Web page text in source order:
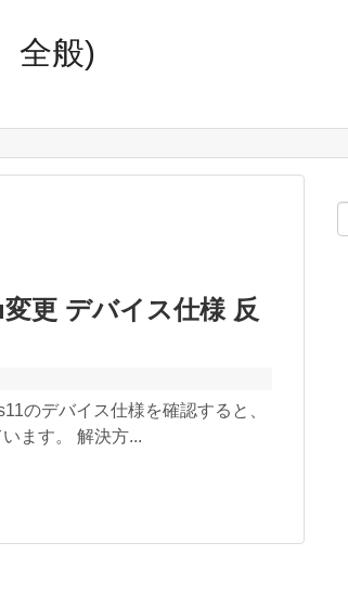
全般)
更 デバイス仕様 反
のデバイス仕様を確認すると、
ます。 解決方...